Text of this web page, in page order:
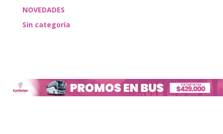
NOVEDADES
Sin categoría